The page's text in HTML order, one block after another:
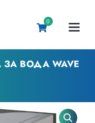
0
ВОДА WAVE